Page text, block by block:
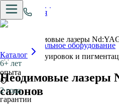
Профессиональное оборудование
6+ лет
опыта
2 года
гарантии
Каталог
Главная
›
Неодимовые лазеры
Удаление татуировок и
Неодимовые лазеры
салонов